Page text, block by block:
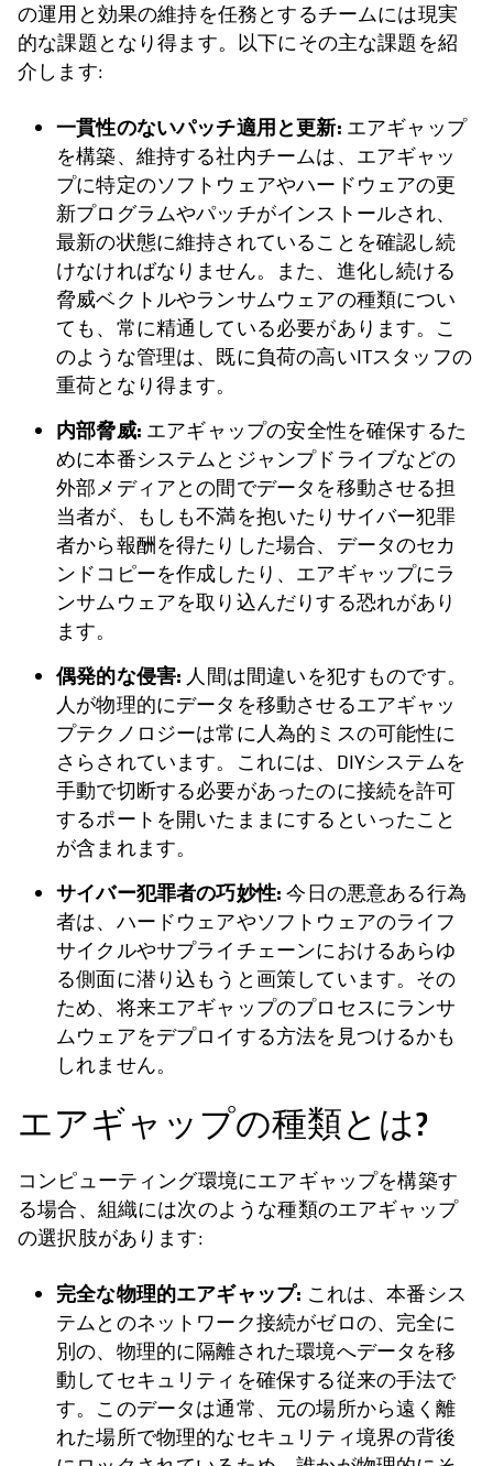
の運用と効果の維持を任務とするチームには現実
的な課題となり得ます。以下にその主な課題を紹
介します:
一貫性のないパッチ適用と更新: エアギャップ
を構築、維持する社内チームは、エアギャッ
プに特定のソフトウェアやハードウェアの更
新プログラムやパッチがインストールされ、
最新の状態に維持されていることを確認し続
けなければなりません。また、進化し続ける
脅威ベクトルやランサムウェアの種類につい
ても、常に精通している必要があります。こ
のような管理は、既に負荷の高いITスタッフの
重荷となり得ます。
内部脅威: エアギャップの安全性を確保するた
めに本番システムとジャンプドライブなどの
外部メディアとの間でデータを移動させる担
当者が、もしも不満を抱いたりサイバー犯罪
者から報酬を得たりした場合、データのセカ
ンドコピーを作成したり、エアギャップにラ
ンサムウェアを取り込んだりする恐れがあり
ます。
偶発的な侵害: 人間は間違いを犯すものです。
人が物理的にデータを移動させるエアギャッ
プテクノロジーは常に人為的ミスの可能性に
さらされています。これには、DIYシステムを
手動で切断する必要があったのに接続を許可
するポートを開いたままにするといったこと
が含まれます。
サイバー犯罪者の巧妙性: 今日の悪意ある行為
者は、ハードウェアやソフトウェアのライフ
サイクルやサプライチェーンにおけるあらゆ
る側面に潜り込もうと画策しています。その
ため、将来エアギャップのプロセスにランサ
ムウェアをデプロイする方法を見つけるかも
しれません。
エアギャップの種類とは?
コンピューティング環境にエアギャップを構築す
る場合、組織には次のような種類のエアギャップ
の選択肢があります:
完全な物理的エアギャップ: これは、本番シス
テムとのネットワーク接続がゼロの、完全に
別の、物理的に隔離された環境へデータを移
動してセキュリティを確保する従来の手法で
す。このデータは通常、元の場所から遠く離
れた場所で物理的なセキュリティ境界の背後